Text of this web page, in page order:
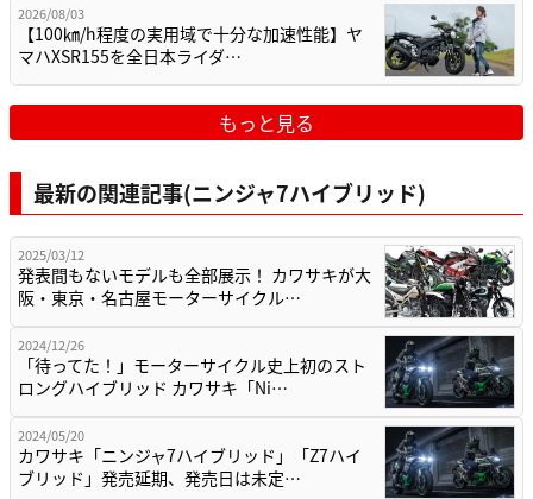
2026/08/03
【100㎞/h程度の実用域で十分な加速性能】ヤ
マハXSR155を全日本ライダ…
もっと見る
最新の関連記事(ニンジャ7ハイブリッド)
2025/03/12
発表間もないモデルも全部展示！ カワサキが大
阪・東京・名古屋モーターサイクル…
2024/12/26
「待ってた！」モーターサイクル史上初のスト
ロングハイブリッド カワサキ「Ni…
2024/05/20
カワサキ「ニンジャ7ハイブリッド」「Z7ハイ
ブリッド」発売延期、発売日は未定…